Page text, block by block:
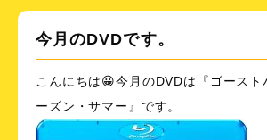
今月のDVDです。
こんにちは😀今月のDVDは『ゴースト
ーズン・サマー』です。